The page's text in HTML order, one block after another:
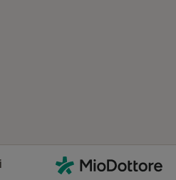
Contatti
MioDottore - Homepage